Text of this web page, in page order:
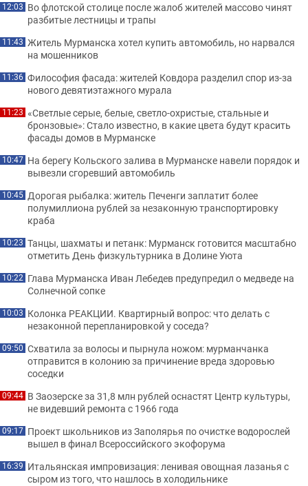
12:03 Во флотской столице после жалоб жителей массово чинят
разбитые лестницы и трапы
11:43 Житель Мурманска хотел купить автомобиль, но нарвался
на мошенников
11:36 Философия фасада: жителей Ковдора разделил спор из-за
нового девятиэтажного мурала
11:23 «Светлые серые, белые, светло-охристые, стальные и
бронзовые»: Стало известно, в какие цвета будут красить
фасады домов в Мурманске
10:47 На берегу Кольского залива в Мурманске навели порядок и
вывезли сгоревший автомобиль
10:45 Дорогая рыбалка: житель Печенги заплатит более
полумиллиона рублей за незаконную транспортировку
краба
10:23 Танцы, шахматы и петанк: Мурманск готовится масштабно
отметить День физкультурника в Долине Уюта
10:22 Глава Мурманска Иван Лебедев предупредил о медведе на
Солнечной сопке
10:03 Колонка РЕАКЦИИ. Квартирный вопрос: что делать с
незаконной перепланировкой у соседа?
09:50 Схватила за волосы и пырнула ножом: мурманчанка
отправится в колонию за причинение вреда здоровью
соседки
09:44 В Заозерске за 31,8 млн рублей оснастят Центр культуры,
не видевший ремонта с 1966 года
09:17 Проект школьников из Заполярья по очистке водорослей
вышел в финал Всероссийского экофорума
16:39 Итальянская импровизация: ленивая овощная лазанья с
сыром из того, что нашлось в холодильнике